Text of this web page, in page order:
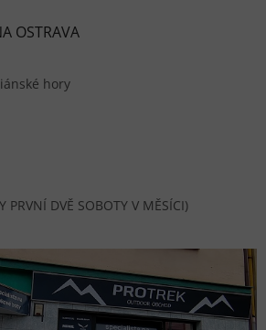
OSTRAVA
hory
PRVNÍ DVĚ SOBOTY V MĚSÍCI)